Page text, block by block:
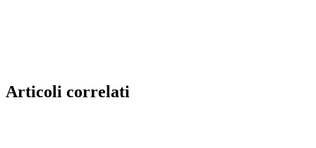
Articoli correlati